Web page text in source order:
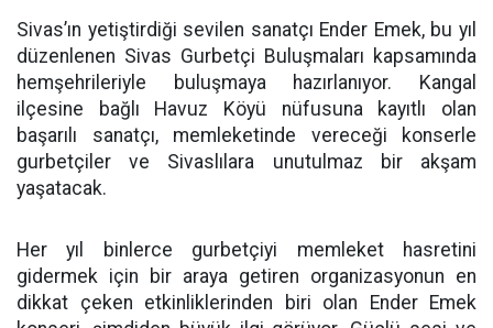
Sivas’ın yetiştirdiği sevilen sanatçı Ender Emek, bu yıl
düzenlenen Sivas Gurbetçi Buluşmaları kapsamında
hemşehrileriyle buluşmaya hazırlanıyor. Kangal
ilçesine bağlı Havuz Köyü nüfusuna kayıtlı olan
başarılı sanatçı, memleketinde vereceği konserle
gurbetçiler ve Sivaslılara unutulmaz bir akşam
yaşatacak.
Her yıl binlerce gurbetçiyi memleket hasretini
gidermek için bir araya getiren organizasyonun en
dikkat çeken etkinliklerinden biri olan Ender Emek